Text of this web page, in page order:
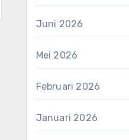
Juni 2026
Mei 2026
Februari 2026
Januari 2026